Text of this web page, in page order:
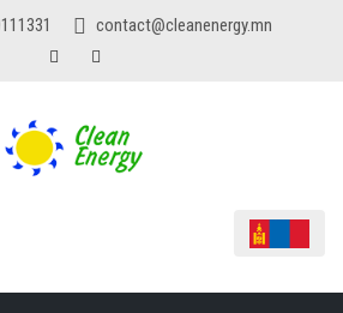
contact@cleanenergy.mn